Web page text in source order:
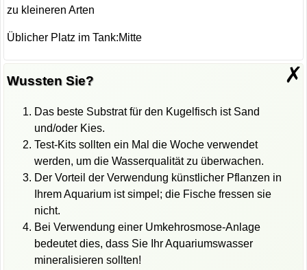
zu kleineren Arten
Üblicher Platz im Tank:Mitte
✗
Wussten Sie?
Das beste Substrat für den Kugelfisch ist Sand
und/oder Kies.
Test-Kits sollten ein Mal die Woche verwendet
werden, um die Wasserqualität zu überwachen.
Der Vorteil der Verwendung künstlicher Pflanzen in
Ihrem Aquarium ist simpel; die Fische fressen sie
nicht.
Bei Verwendung einer Umkehrosmose-Anlage
bedeutet dies, dass Sie Ihr Aquariumswasser
mineralisieren sollten!